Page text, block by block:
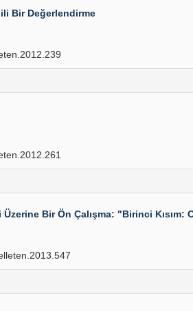
Bir Değerlendirme
Bir Ön Çalışma: "Birinci Kısım: